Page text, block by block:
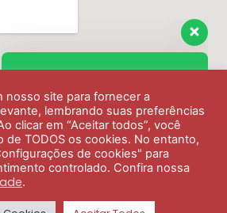
nosso site para fornecer a
lembrando suas preferências
clicar em “Aceitar todos”, você
de TODOS os cookies. No entanto,
de cookies" para
controlado. Confira nossa
.
Envie sua mensagem
Olá, como podemos ajudar?